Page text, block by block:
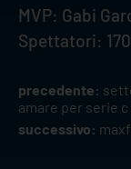
MVP: Gabi
Spettatori:
precedente:
amare per serie c
successivo: